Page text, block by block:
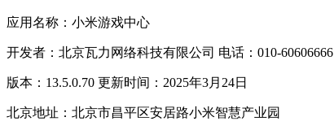
应用名称：小米游戏中心
开发者：北京瓦力网络科技有限公司 电话：010-60606666
版本：13.5.0.70 更新时间：2025年3月24日
北京地址：北京市昌平区安居路小米智慧产业园